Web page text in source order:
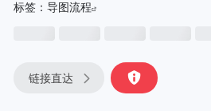
标签： 导图流程
链接直达